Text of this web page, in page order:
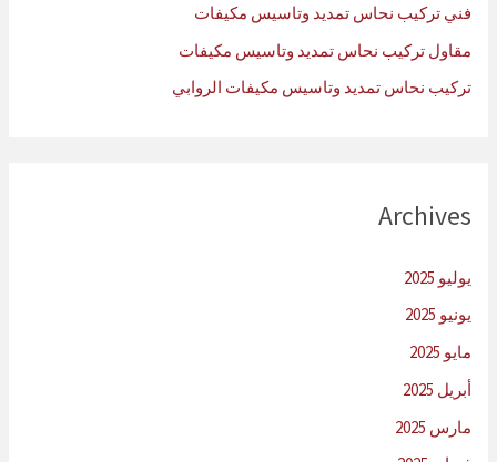
فني تركيب نحاس تمديد وتاسيس مكيفات
مقاول تركيب نحاس تمديد وتاسيس مكيفات
تركيب نحاس تمديد وتاسيس مكيفات الروابي
Archives
يوليو 2025
يونيو 2025
مايو 2025
أبريل 2025
مارس 2025